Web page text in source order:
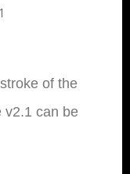
of the
v2.1 can be